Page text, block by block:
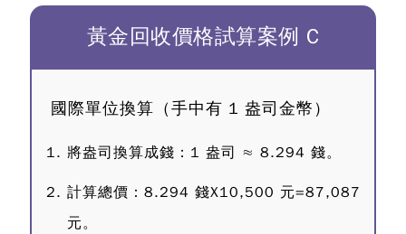
黃金回收價格試算案例 C
國際單位換算（手中有 1 盎司金幣）
將盎司換算成錢：1 盎司 ≈ 8.294 錢。
計算總價：8.294 錢X10,500 元=87,087
元。